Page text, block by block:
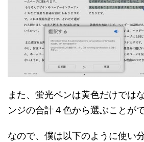
また、蛍光ペンは黄色だけでは
ンジの合計４色から選ぶことが
なので、僕は以下のように使い